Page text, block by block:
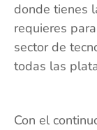
donde tienes
requieres
sector de
todas las
Con el